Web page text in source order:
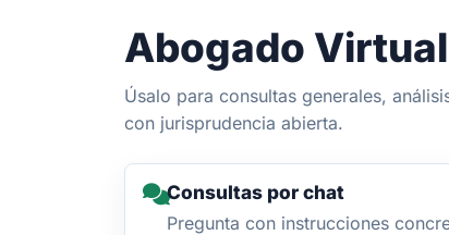
Abogado Virtual
Úsalo para consultas generales,
con jurisprudencia abierta.
Consultas por chat
Pregunta con instrucciones